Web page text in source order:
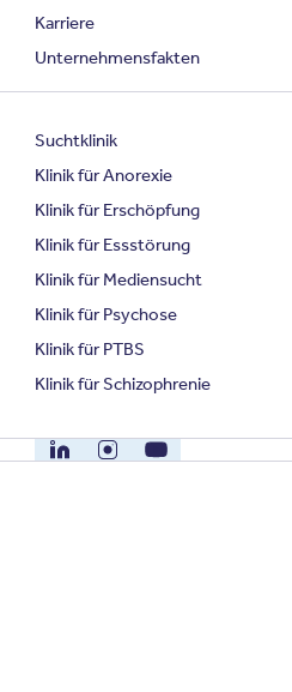
Karriere
Unternehmensfakten
Suchtklinik
Klinik für Anorexie
Klinik für Erschöpfung
Klinik für Essstörung
Klinik für Mediensucht
Klinik für Psychose
Klinik für PTBS
Klinik für Schizophrenie
LinkedInInstagramYouTube